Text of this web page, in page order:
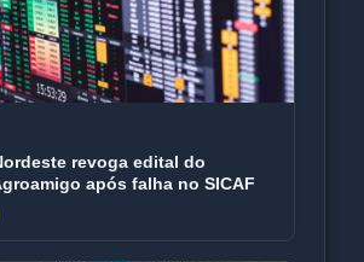
revoga edital do
após falha no SICAF